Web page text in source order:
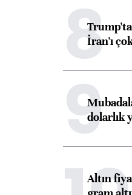
8
İran'ı
9dolarlık
Altın